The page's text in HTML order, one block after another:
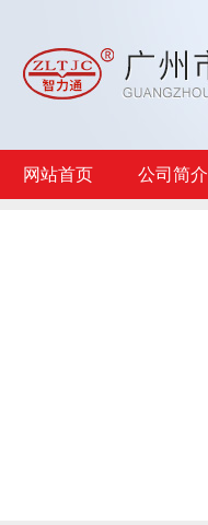
网站首页 公司简介